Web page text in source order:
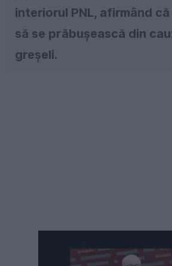
interiorul PNL, afirmând
să se prăbușească din
greșeli.